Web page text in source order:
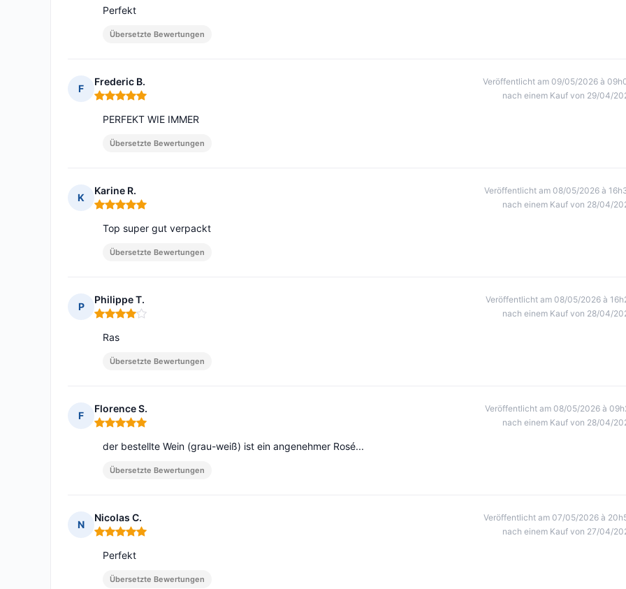
Perfekt
Übersetzte Bewertungen
F
Frederic B.
Hinweis: 5 von 5
Veröffentlicht am 09/05/2026 à
nach einem Kauf von 29/04/
PERFEKT WIE IMMER
Übersetzte Bewertungen
K
Karine R.
Hinweis: 5 von 5
Veröffentlicht am 08/05/2026 à
nach einem Kauf von 28/04/
Top super gut verpackt
Übersetzte Bewertungen
P
Philippe T.
Hinweis: 4 von 5
Veröffentlicht am 08/05/2026 à
nach einem Kauf von 28/04/
Ras
Übersetzte Bewertungen
F
Florence S.
Hinweis: 5 von 5
Veröffentlicht am 08/05/2026 à
nach einem Kauf von 28/04/
der bestellte Wein (grau-weiß) ist ein angenehmer Rosé...
Übersetzte Bewertungen
N
Nicolas C.
Hinweis: 5 von 5
Veröffentlicht am 07/05/2026 à
nach einem Kauf von 27/04/
Perfekt
Übersetzte Bewertungen